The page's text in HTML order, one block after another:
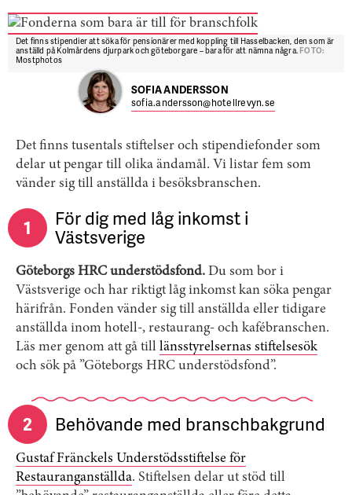
Det finns stipendier att söka för pensionärer med koppling till Hasselbacken, den som är
anställd på Kolmårdens djurpark och göteborgare – bara för att nämna några.FOTO:
Mostphotos
SOFIA ANDERSSON
sofia.andersson@hotellrevyn.se
Det finns tusentals stiftelser och stipendiefonder som
delar ut pengar till olika ändamål. Vi listar fem som
vänder sig till anställda i besöksbranschen.
1 För dig med låg inkomst i
Västsverige
Göteborgs HRC understödsfond. Du som bor i
Västsverige och har riktigt låg inkomst kan söka pengar
härifrån. Fonden vänder sig till anställda eller tidigare
anställda inom hotell-, restaurang- och kafébranschen.
Läs mer genom att gå till länsstyrelsernas stiftelsesök
och sök på ”Göteborgs HRC understödsfond”.
2 Behövande med branschbakgrund
Gustaf Fränckels Understödsstiftelse för
Restauranganställda. Stiftelsen delar ut stöd till